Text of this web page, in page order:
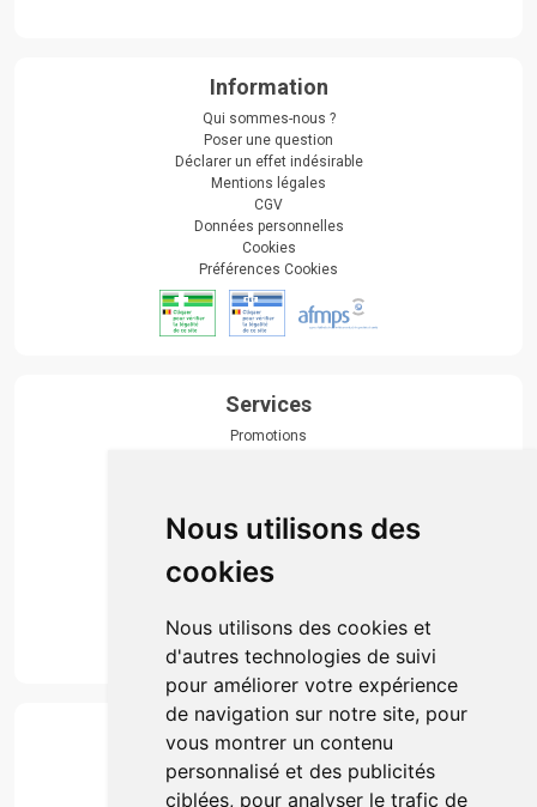
Nous utilisons des
cookies
Nous utilisons des cookies et
d'autres technologies de suivi
pour améliorer votre expérience
de navigation sur notre site, pour
vous montrer un contenu
personnalisé et des publicités
ciblées, pour analyser le trafic de
Information
Qui sommes-nous ?
Poser une question
Déclarer un effet indésirable
Mentions légales
CGV
Données personnelles
Cookies
Préférences Cookies
Services
Promotions
Actualités & conseils
Événements
Marques
Suivez-nous
Paiement
Simple, rapide et 100% sécurisé